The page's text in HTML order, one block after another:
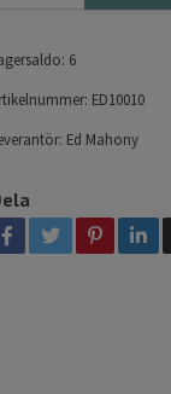
6
ED10010
Ed Mahony